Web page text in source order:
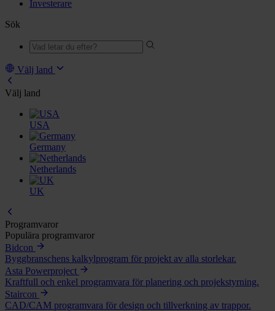
Investerare
Sök
Välj land
Välj land
USA
Germany
Netherlands
UK
Programvaror
Populära programvaror
Bidcon
Byggbranschens kalkylprogram för projekt av alla storlekar.
Asta Powerproject
Kraftfull och enkel programvara för planering och projekstyrning.
Staircon
CAD/CAM programvara för design och tillverkning av trappor.